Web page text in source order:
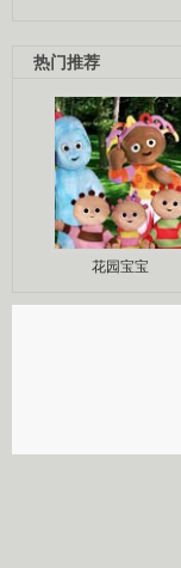
热门推荐
花园宝宝